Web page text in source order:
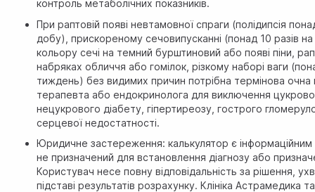
контроль метаболічних показників.
При раптовій появі невтамовної спраги (полідипсія
добу), прискореному сечовипусканні (понад 10 разів на
кольору сечі на темний бурштиновий або появі піни,
набряках обличчя або гомілок, різкому наборі ваги
тиждень) без видимих причин потрібна термінова очна
терапевта або ендокринолога для виключення
нецукрового діабету, гіпертиреозу, гострого
серцевої недостатності.
Юридичне застереження: калькулятор є інформаційним
не призначений для встановлення діагнозу або
Користувач несе повну відповідальність за рішення,
підставі результатів розрахунку. Клініка Астрамедика